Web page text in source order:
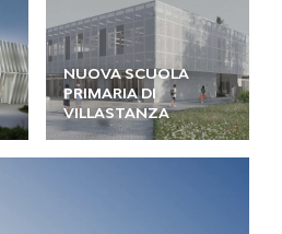
NUOVA SCUOLA
PRIMARIA DI
VILLASTANZA